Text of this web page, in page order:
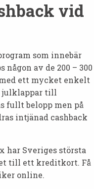
vid
som innebär
av de 200 – 300
ett mycket enkelt
julklappar till
fullt belopp men på
intjänad cashback
har Sveriges största
till ett kreditkort. Få
online.